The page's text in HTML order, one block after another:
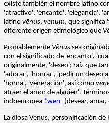
existe también el nombre latino
'atractivo', 'encanto', 'elegancia',
latino vēnus, venum, que significa
diferente origen etimológico que
Probablemente Vĕnus sea
con el significado de 'encanto',
originalmente, 'deseo'; raíz que
'adorar', 'honrar', 'pedir un deseo
'honra', 'veneración', así como
atraer el amor de alguien'.
indoeuropea *wen- (desear,
La diosa Venus, personificación de